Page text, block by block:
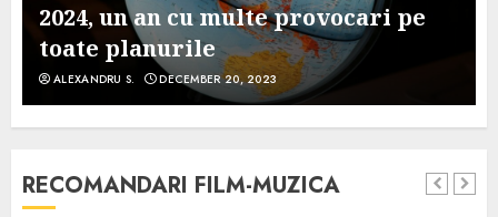
2024, un an cu multe provocari pe
toate planurile
ALEXANDRU S. DECEMBER 20, 2023
RECOMANDARI FILM-MUZICA